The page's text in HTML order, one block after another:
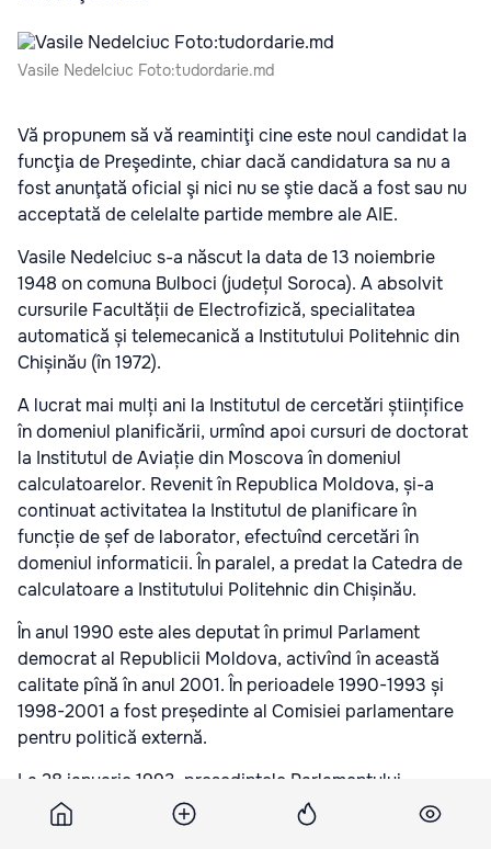
Vasile Nedelciuc Foto:tudordarie.md
Vă propunem să vă reamintiţi cine este noul candidat la
funcţia de Preşedinte, chiar dacă candidatura sa nu a
fost anunţată oficial şi nici nu se ştie dacă a fost sau nu
acceptată de celelalte partide membre ale AIE.
Vasile Nedelciuc s-a născut la data de 13 noiembrie
1948 оn comuna Bulboci (județul Soroca). A absolvit
cursurile Facultății de Electrofizică, specialitatea
automatică și telemecanică a Institutului Politehnic din
Chișinău (în 1972).
A lucrat mai mulți ani la Institutul de cercetări științifice
în domeniul planificării, urmînd apoi cursuri de doctorat
la Institutul de Aviație din Moscova în domeniul
calculatoarelor. Revenit în Republica Moldova, și-a
continuat activitatea la Institutul de planificare în
funcție de șef de laborator, efectuînd cercetări în
domeniul informaticii. În paralel, a predat la Catedra de
calculatoare a Institutului Politehnic din Chișinău.
În anul 1990 este ales deputat în primul Parlament
democrat al Republicii Moldova, activînd în această
calitate pînă în anul 2001. În perioadele 1990-1993 și
1998-2001 a fost președinte al Comisiei parlamentare
pentru politică externă.
La 28 ianuarie 1993, președintele Parlamentului
Republicii Moldova, Alexandru Moșanu,
vicepreședintele Ion Hadîrcă, președintele Comisiei